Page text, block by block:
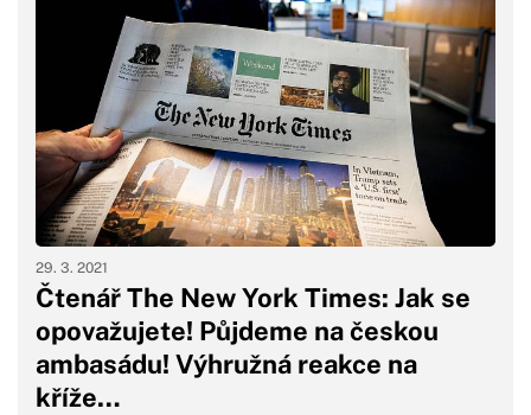
Čtenář The New York Times: Jak se
opovažujete! Půjdeme na českou
ambasádu! Výhružná reakce na
kříže…
29. 3. 2021